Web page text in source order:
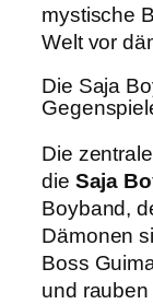
mystische
Welt vor
Die Saja
Die
die Saja
Boyband,
Dämonen
Boss
und